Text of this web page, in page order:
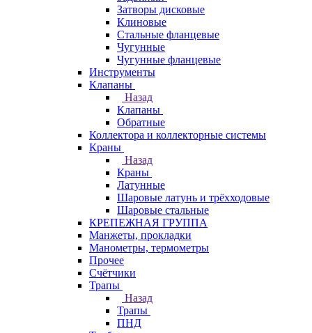
Затворы дисковые
Клиновые
Стальные фланцевые
Чугунные
Чугунные фланцевые
Инструменты
Клапаны
Назад
Клапаны
Обратные
Коллектора и коллекторные системы
Краны
Назад
Краны
Латунные
Шаровые латунь и трёхходовые
Шаровые стальные
КРЕПЕЖНАЯ ГРУППА
Манжеты, прокладки
Манометры, термометры
Прочее
Счётчики
Трапы
Назад
Трапы
ПНД